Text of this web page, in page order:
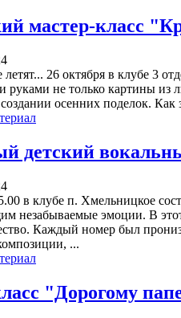
мастер-класс
26 октября в клубе 3
руками не только картины из
осенних поделок.
детский
в клубе п. Хмельницкое
незабываемые эмоции. В
Каждый номер был
...
"Дорогому